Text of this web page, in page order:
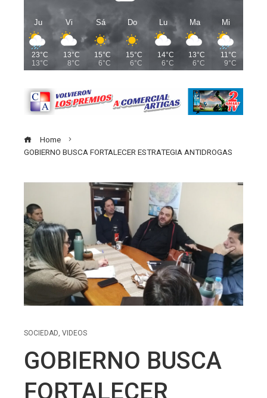
Ju
23°C
13°C
Vi
13°C
8°C
Sá
15°C
6°C
Do
15°C
6°C
Lu
14°C
6°C
Ma
13°C
6°C
Mi
11°C
9°C
Home
GOBIERNO BUSCA FORTALECER ESTRATEGIA ANTIDROGAS
SOCIEDAD, VIDEOS
GOBIERNO BUSCA
FORTALECER